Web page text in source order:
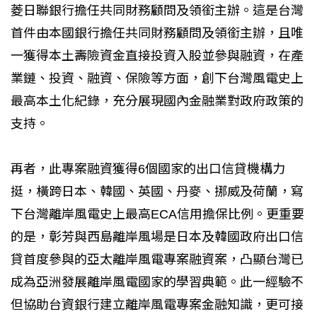
菱日聯銀行擔任共同財務顧問及領銜主辦。這是台灣
首件由本國銀行擔任共同財務顧問及領銜主辦，且唯
一獲得本土壽險資金直接投資入股並參與融資，在產
業鏈、投資、融資、保險等方面，創下台灣風電史上
最高本土化紀錄，充分展現國內金融業對政府政策的
支持。
再者，此專案融資獲得6個國家的出口信貸機構力
挺，橫跨日本、韓國、英國、丹麥、挪威及荷蘭，寫
下台灣離岸風電史上最高ECA信用擔保比例。更重要
的是，彰芳與西島離岸風場是日本及韓國政府出口信
貸首度參與的亞太離岸風電專案融資案，凸顯台灣已
成為亞洲發展離岸風電國家的學習典範。此一經驗不
但協助台資銀行建立離岸風電專案金融知識，更可接